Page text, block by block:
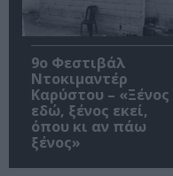
9ο Φεστιβάλ
Ντοκιμαντέρ
Καρύστου – «Ξένος
εδώ, ξένος εκεί,
όπου κι αν πάω
ξένος»